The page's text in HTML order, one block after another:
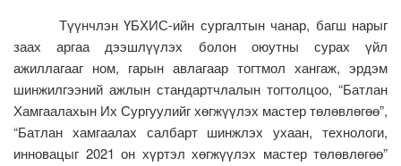
Түүнчлэн ҮБХИС-ийн сургалтын чанар, багш нарыг
заах аргаа дээшлүүлэх болон оюутны сурах үйл
ажиллагааг ном, гарын авлагаар тогтмол хангаж, эрдэм
шинжилгээний ажлын стандартчлалын тогтолцоо, “Батлан
Хамгаалахын Их Сургуулийг хөгжүүлэх мастер төлөвлөгөө”,
“Батлан хамгаалах салбарт шинжлэх ухаан, технологи,
инновацыг 2021 он хүртэл хөгжүүлэх мастер төлөвлөгөө”